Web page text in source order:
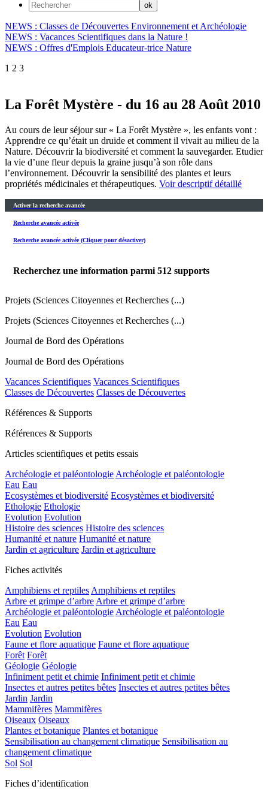
NEWS : Classes de Découvertes Environnement et Archéologie
NEWS : Vacances Scientifiques dans la Nature !
NEWS : Offres d'Emplois Educateur-trice Nature
1 2 3
La Forêt Mystère - du 16 au 28 Août 2010
Au cours de leur séjour sur « La Forêt Mystère », les enfants vont :
Apprendre ce qu’était un druide et comment il vivait au milieu de la
Nature. Découvrir la biodiversité et comment la sauvegarder. Etudier
la vie d’une fleur depuis la graine jusqu’à son rôle dans
l’environnement. Découvrir la sensibilité des plantes et leurs
propriétés médicinales et thérapeutiques. Voir descriptif détaillé
Activer la recherche avancée
Recherche avancée activée
Recherche avancée activée (Cliquer pour désactiver)
Recherchez une information parmi 512 supports
Projets (Sciences Citoyennes et Recherches (...)
Projets (Sciences Citoyennes et Recherches (...)
Journal de Bord des Opérations
Journal de Bord des Opérations
Vacances Scientifiques Vacances Scientifiques
Classes de Découvertes Classes de Découvertes
Références & Supports
Références & Supports
Articles scientifiques et petits essais
Archéologie et paléontologie Archéologie et paléontologie
Eau Eau
Ecosystèmes et biodiversité Ecosystèmes et biodiversité
Ethologie Ethologie
Evolution Evolution
Histoire des sciences Histoire des sciences
Humanité et nature Humanité et nature
Jardin et agriculture Jardin et agriculture
Fiches activités
Amphibiens et reptiles Amphibiens et reptiles
Arbre et grimpe d’arbre Arbre et grimpe d’arbre
Archéologie et paléontologie Archéologie et paléontologie
Eau Eau
Evolution Evolution
Faune et flore aquatique Faune et flore aquatique
Forêt Forêt
Géologie Géologie
Infiniment petit et chimie Infiniment petit et chimie
Insectes et autres petites bêtes Insectes et autres petites bêtes
Jardin Jardin
Mammifères Mammifères
Oiseaux Oiseaux
Plantes et botanique Plantes et botanique
Sensibilisation au changement climatique Sensibilisation au
changement climatique
Sol Sol
Fiches d’identification